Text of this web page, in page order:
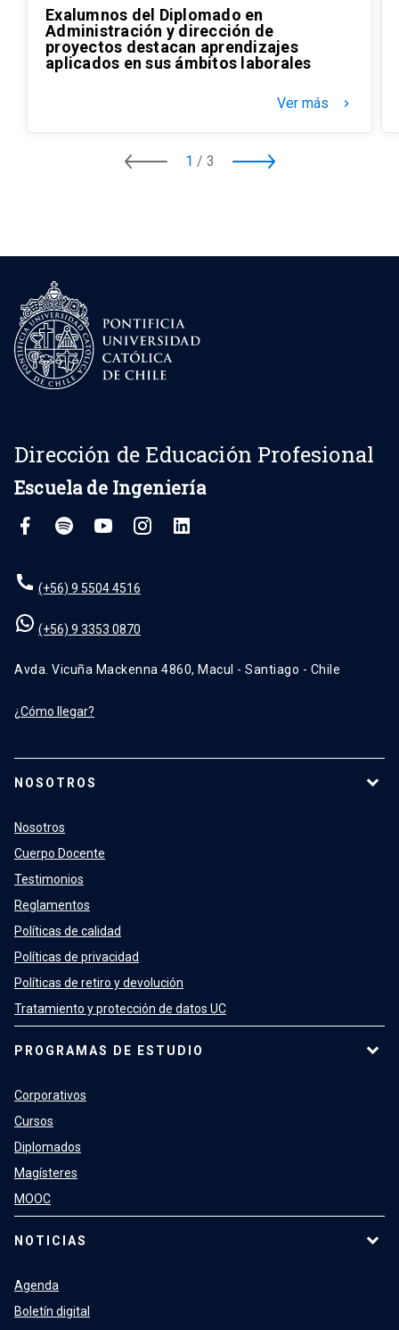
Exalumnos del Diplomado en
Administración y dirección de
proyectos destacan aprendizajes
aplicados en sus ámbitos laborales
Ver más keyboard_arrow_right
1 / 3
Dirección de Educación Profesional
Escuela de Ingeniería
(+56) 9 5504 4516
(+56) 9 3353 0870
Avda. Vicuña Mackenna 4860, Macul - Santiago - Chile
¿Cómo llegar?
NOSOTROS
Nosotros
Cuerpo Docente
Testimonios
Reglamentos
Políticas de calidad
Políticas de privacidad
Políticas de retiro y devolución
Tratamiento y protección de datos UC
PROGRAMAS DE ESTUDIO
Corporativos
Cursos
Diplomados
Magísteres
MOOC
NOTICIAS
Agenda
Boletín digital